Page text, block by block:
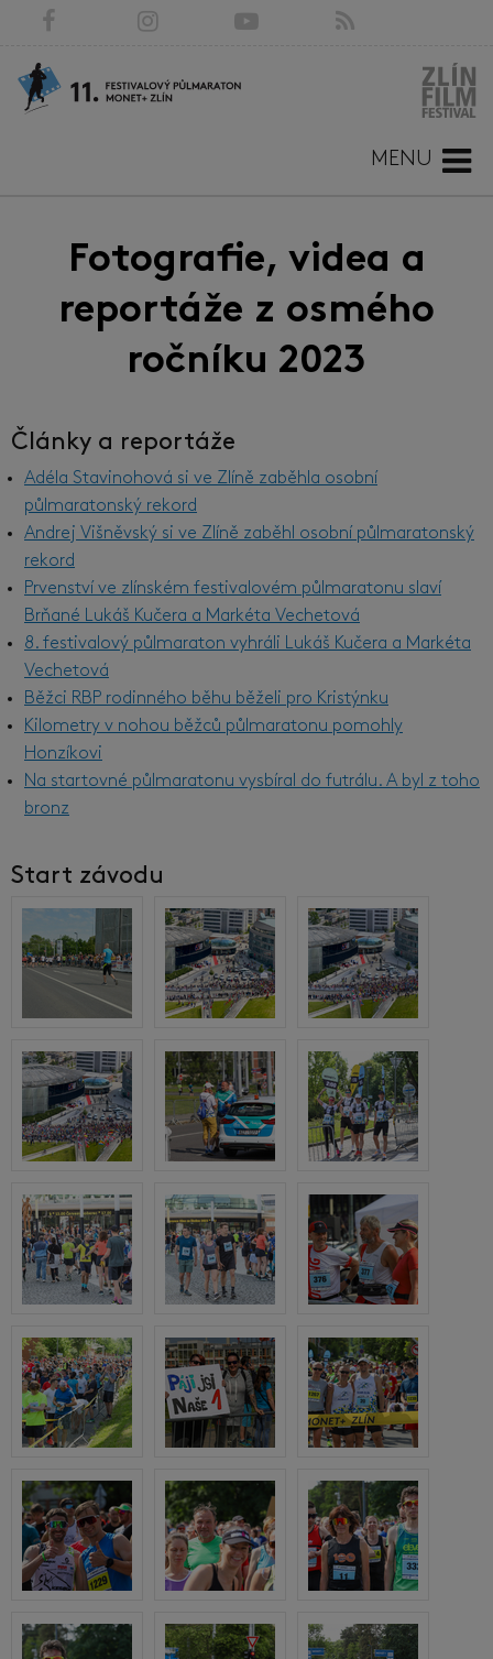
MENU
Fotografie, videa a
reportáže z osmého
ročníku 2023
Články a reportáže
Adéla Stavinohová si ve Zlíně zaběhla osobní
půlmaratonský rekord
Andrej Višněvský si ve Zlíně zaběhl osobní půlmaratonský
rekord
Prvenství ve zlínském festivalovém půlmaratonu slaví
Brňané Lukáš Kučera a Markéta Vechetová
8. festivalový půlmaraton vyhráli Lukáš Kučera a Markéta
Vechetová
Běžci RBP rodinného běhu běželi pro Kristýnku
Kilometry v nohou běžců půlmaratonu pomohly
Honzíkovi
Na startovné půlmaratonu vysbíral do futrálu. A byl z toho
bronz
Start závodu